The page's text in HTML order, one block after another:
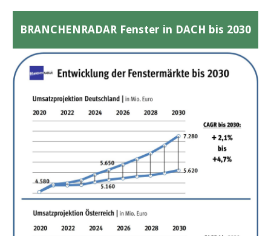
BRANCHENRADAR Fenster in DACH bis 2030